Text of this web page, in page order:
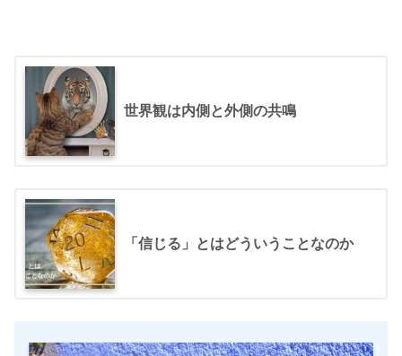
世界観は内側と外側の共鳴
「信じる」とはどういうことなのか